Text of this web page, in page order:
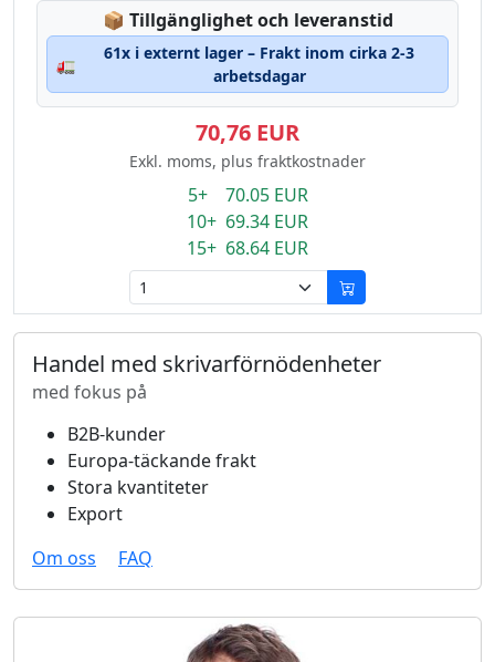
📦 Lagerstatus:
Tillgänglighet och leveranstid
🚛
61x i externt lager – Frakt inom cirka 2-3
arbetsdagar
70,76 EUR
Exkl. moms, plus fraktkostnader
5+ 70.05 EUR
10+ 69.34 EUR
15+ 68.64 EUR
Handel med skrivarförnödenheter
med fokus på
B2B-kunder
Europa-täckande frakt
Stora kvantiteter
Export
Om oss
FAQ